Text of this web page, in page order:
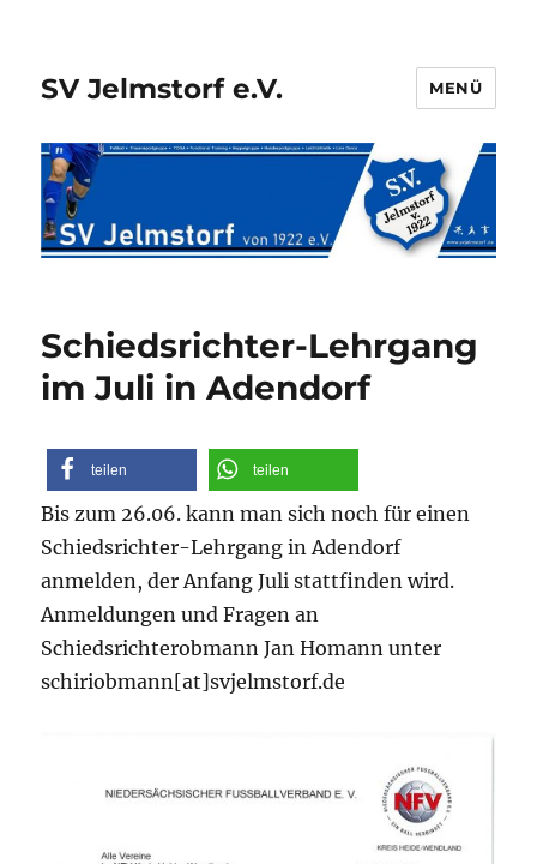
SV Jelmstorf e.V. MENÜ
Schiedsrichter-Lehrgang
im Juli in Adendorf
teilen teilen
Bis zum 26.06. kann man sich noch für einen
Schiedsrichter-Lehrgang in Adendorf
anmelden, der Anfang Juli stattfinden wird.
Anmeldungen und Fragen an
Schiedsrichterobmann Jan Homann unter
schiriobmann[at]svjelmstorf.de